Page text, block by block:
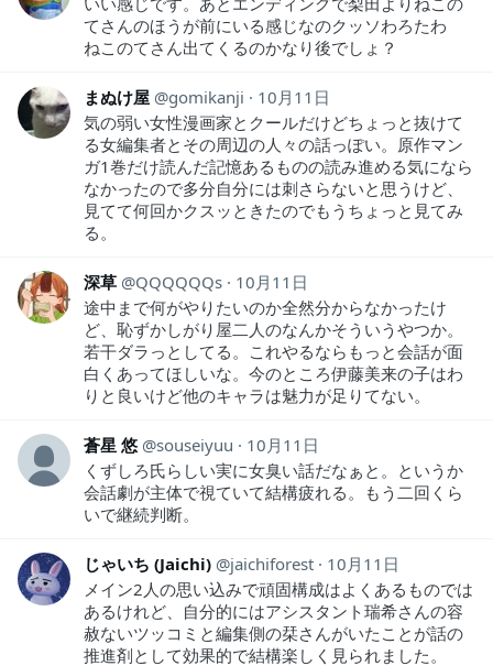
てさんのほうが前にいる感じなのクッソわろたわ
ねこのてさん出てくるのかなり後でしょ？
まぬけ屋 gomikanji
10月11日
気の弱い女性漫画家とクールだけどちょっと抜けて
る女編集者とその周辺の人々の話っぽい。原作マン
ガ1巻だけ読んだ記憶あるものの読み進める気になら
なかったので多分自分には刺さらないと思うけど、
見てて何回かクスッときたのでもうちょっと見てみ
る。
深草 QQQQQQs
10月11日
途中まで何がやりたいのか全然分からなかったけ
ど、恥ずかしがり屋二人のなんかそういうやつか。
若干ダラっとしてる。これやるならもっと会話が面
白くあってほしいな。今のところ伊藤美来の子はわ
りと良いけど他のキャラは魅力が足りてない。
蒼星 悠 souseiyuu
10月11日
くずしろ氏らしい実に女臭い話だなぁと。というか
会話劇が主体で視ていて結構疲れる。もう二回くら
いで継続判断。
じゃいち (Jaichi) jaichiforest
10月11日
メイン2人の思い込みで頑固構成はよくあるものでは
あるけれど、自分的にはアシスタント瑞希さんの容
赦ないツッコミと編集側の栞さんがいたことが話の
推進剤として効果的で結構楽しく見られました。